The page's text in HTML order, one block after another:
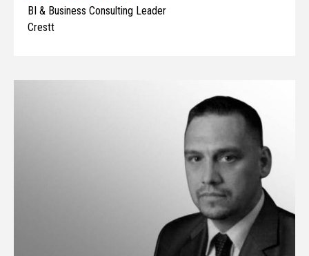
BI & Business Consulting Leader
Crestt